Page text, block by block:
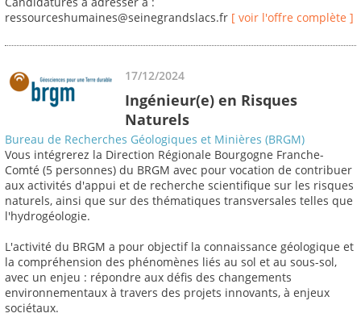
ressourceshumaines@seinegrandslacs.fr [ voir l'offre complète ]
17/12/2024
Ingénieur(e) en Risques
Naturels
Bureau de Recherches Géologiques et Minières (BRGM)
Vous intégrerez la Direction Régionale Bourgogne Franche-
Comté (5 personnes) du BRGM avec pour vocation de contribuer
aux activités d'appui et de recherche scientifique sur les risques
naturels, ainsi que sur des thématiques transversales telles que
l'hydrogéologie.
L'activité du BRGM a pour objectif la connaissance géologique et
la compréhension des phénomènes liés au sol et au sous-sol,
avec un enjeu : répondre aux défis des changements
environnementaux à travers des projets innovants, à enjeux
sociétaux.